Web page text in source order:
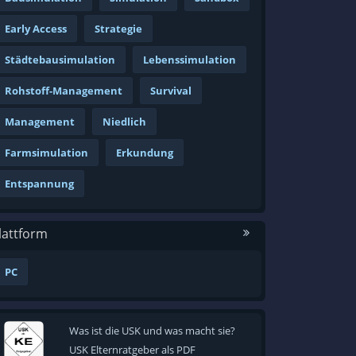
Early Access Strategie
Städtebausimulation Lebenssimulation
Rohstoff-Management Survival
Management Niedlich
Farmsimulation Erkundung
Entspannung
PC
Was ist die USK und was macht sie?
USK Elternratgeber als PDF